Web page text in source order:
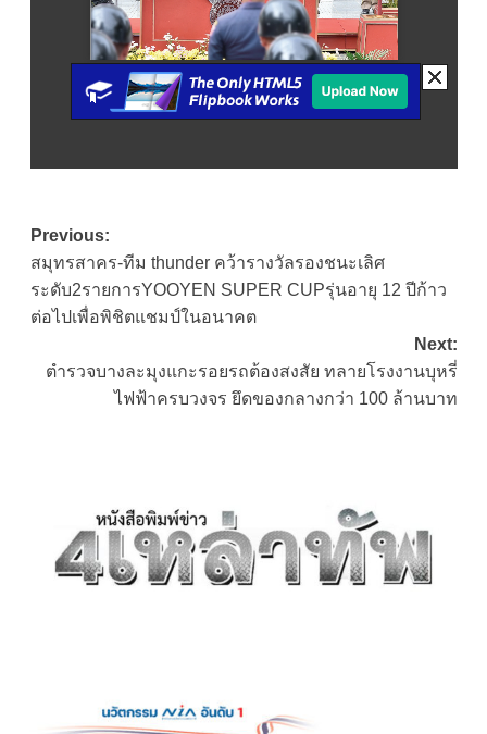
Post
navigation
Previous:
สมุทรสาคร-ทีม thunder คว้ารางวัลรองชนะเลิศ
ระดับ2รายการYOOYEN SUPER CUPรุ่นอายุ 12 ปีก้าว
ต่อไปเพื่อพิชิตแชมป์ในอนาคต
Next:
ตำรวจบางละมุงแกะรอยรถต้องสงสัย ทลายโรงงานบุหรี่
ไฟฟ้าครบวงจร ยึดของกลางกว่า 100 ล้านบาท